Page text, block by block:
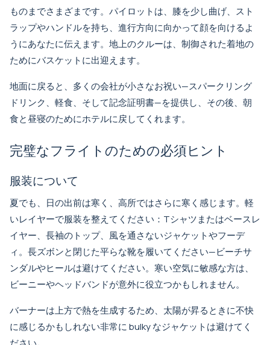
ものまでさまざまです。パイロットは、膝を少し曲げ、スト
ラップやハンドルを持ち、進行方向に向かって顔を向けるよ
うにあなたに伝えます。地上のクルーは、制御された着地の
ためにバスケットに出迎えます。
地面に戻ると、多くの会社が小さなお祝い—スパークリング
ドリンク、軽食、そして記念証明書—を提供し、その後、朝
食と昼寝のためにホテルに戻してくれます。
完璧なフライトのための必須ヒント
服装について
夏でも、日の出前は寒く、高所ではさらに寒く感じます。軽
いレイヤーで服装を整えてください：Tシャツまたはベースレ
イヤー、長袖のトップ、風を通さないジャケットやフーデ
ィ。長ズボンと閉じた平らな靴を履いてください—ビーチサ
ンダルやヒールは避けてください。寒い空気に敏感な方は、
ビーニーやヘッドバンドが意外に役立つかもしれません。
バーナーは上方で熱を生成するため、太陽が昇るときに不快
に感じるかもしれない非常に bulky なジャケットは避けてく